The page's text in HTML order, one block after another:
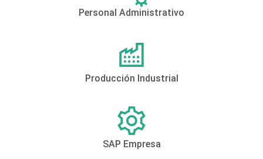
Personal Administrativo
Producción Industrial
SAP Empresa